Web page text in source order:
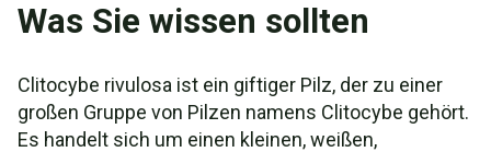
Was Sie wissen sollten
Clitocybe rivulosa ist ein giftiger Pilz, der zu einer
großen Gruppe von Pilzen namens Clitocybe gehört.
Es handelt sich um einen kleinen, weißen,